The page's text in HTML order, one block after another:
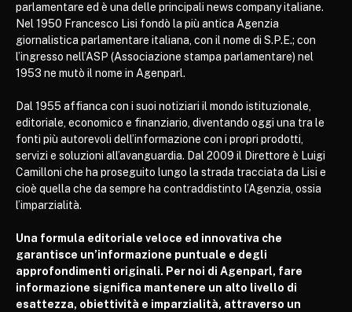
parlamentare ed è una delle principali news company italiane.
Nel 1950 Francesco Lisi fondò la più antica Agenzia
giornalistica parlamentare italiana, con il nome di S.P.E.; con
l’ingresso nell’ASP (Associazione stampa parlamentare) nel
1953 ne mutò il nome in Agenparl.
Dal 1955 affianca con i suoi notiziari il mondo istituzionale,
editoriale, economico e finanziario, diventando oggi una tra le
fonti più autorevoli dell’informazione con i propri prodotti,
servizi e soluzioni all’avanguardia. Dal 2009 il Direttore è Luigi
Camilloni che ha proseguito lungo la strada tracciata da Lisi e
cioè quella che da sempre ha contraddistinto l’Agenzia, ossia
l’imparzialità.
Una formula editoriale veloce ed innovativa che
garantisce un’informazione puntuale e degli
approfondimenti originali. Per noi di Agenparl, fare
informazione significa mantenere un alto livello di
esattezza, obiettività e imparzialità, attraverso un